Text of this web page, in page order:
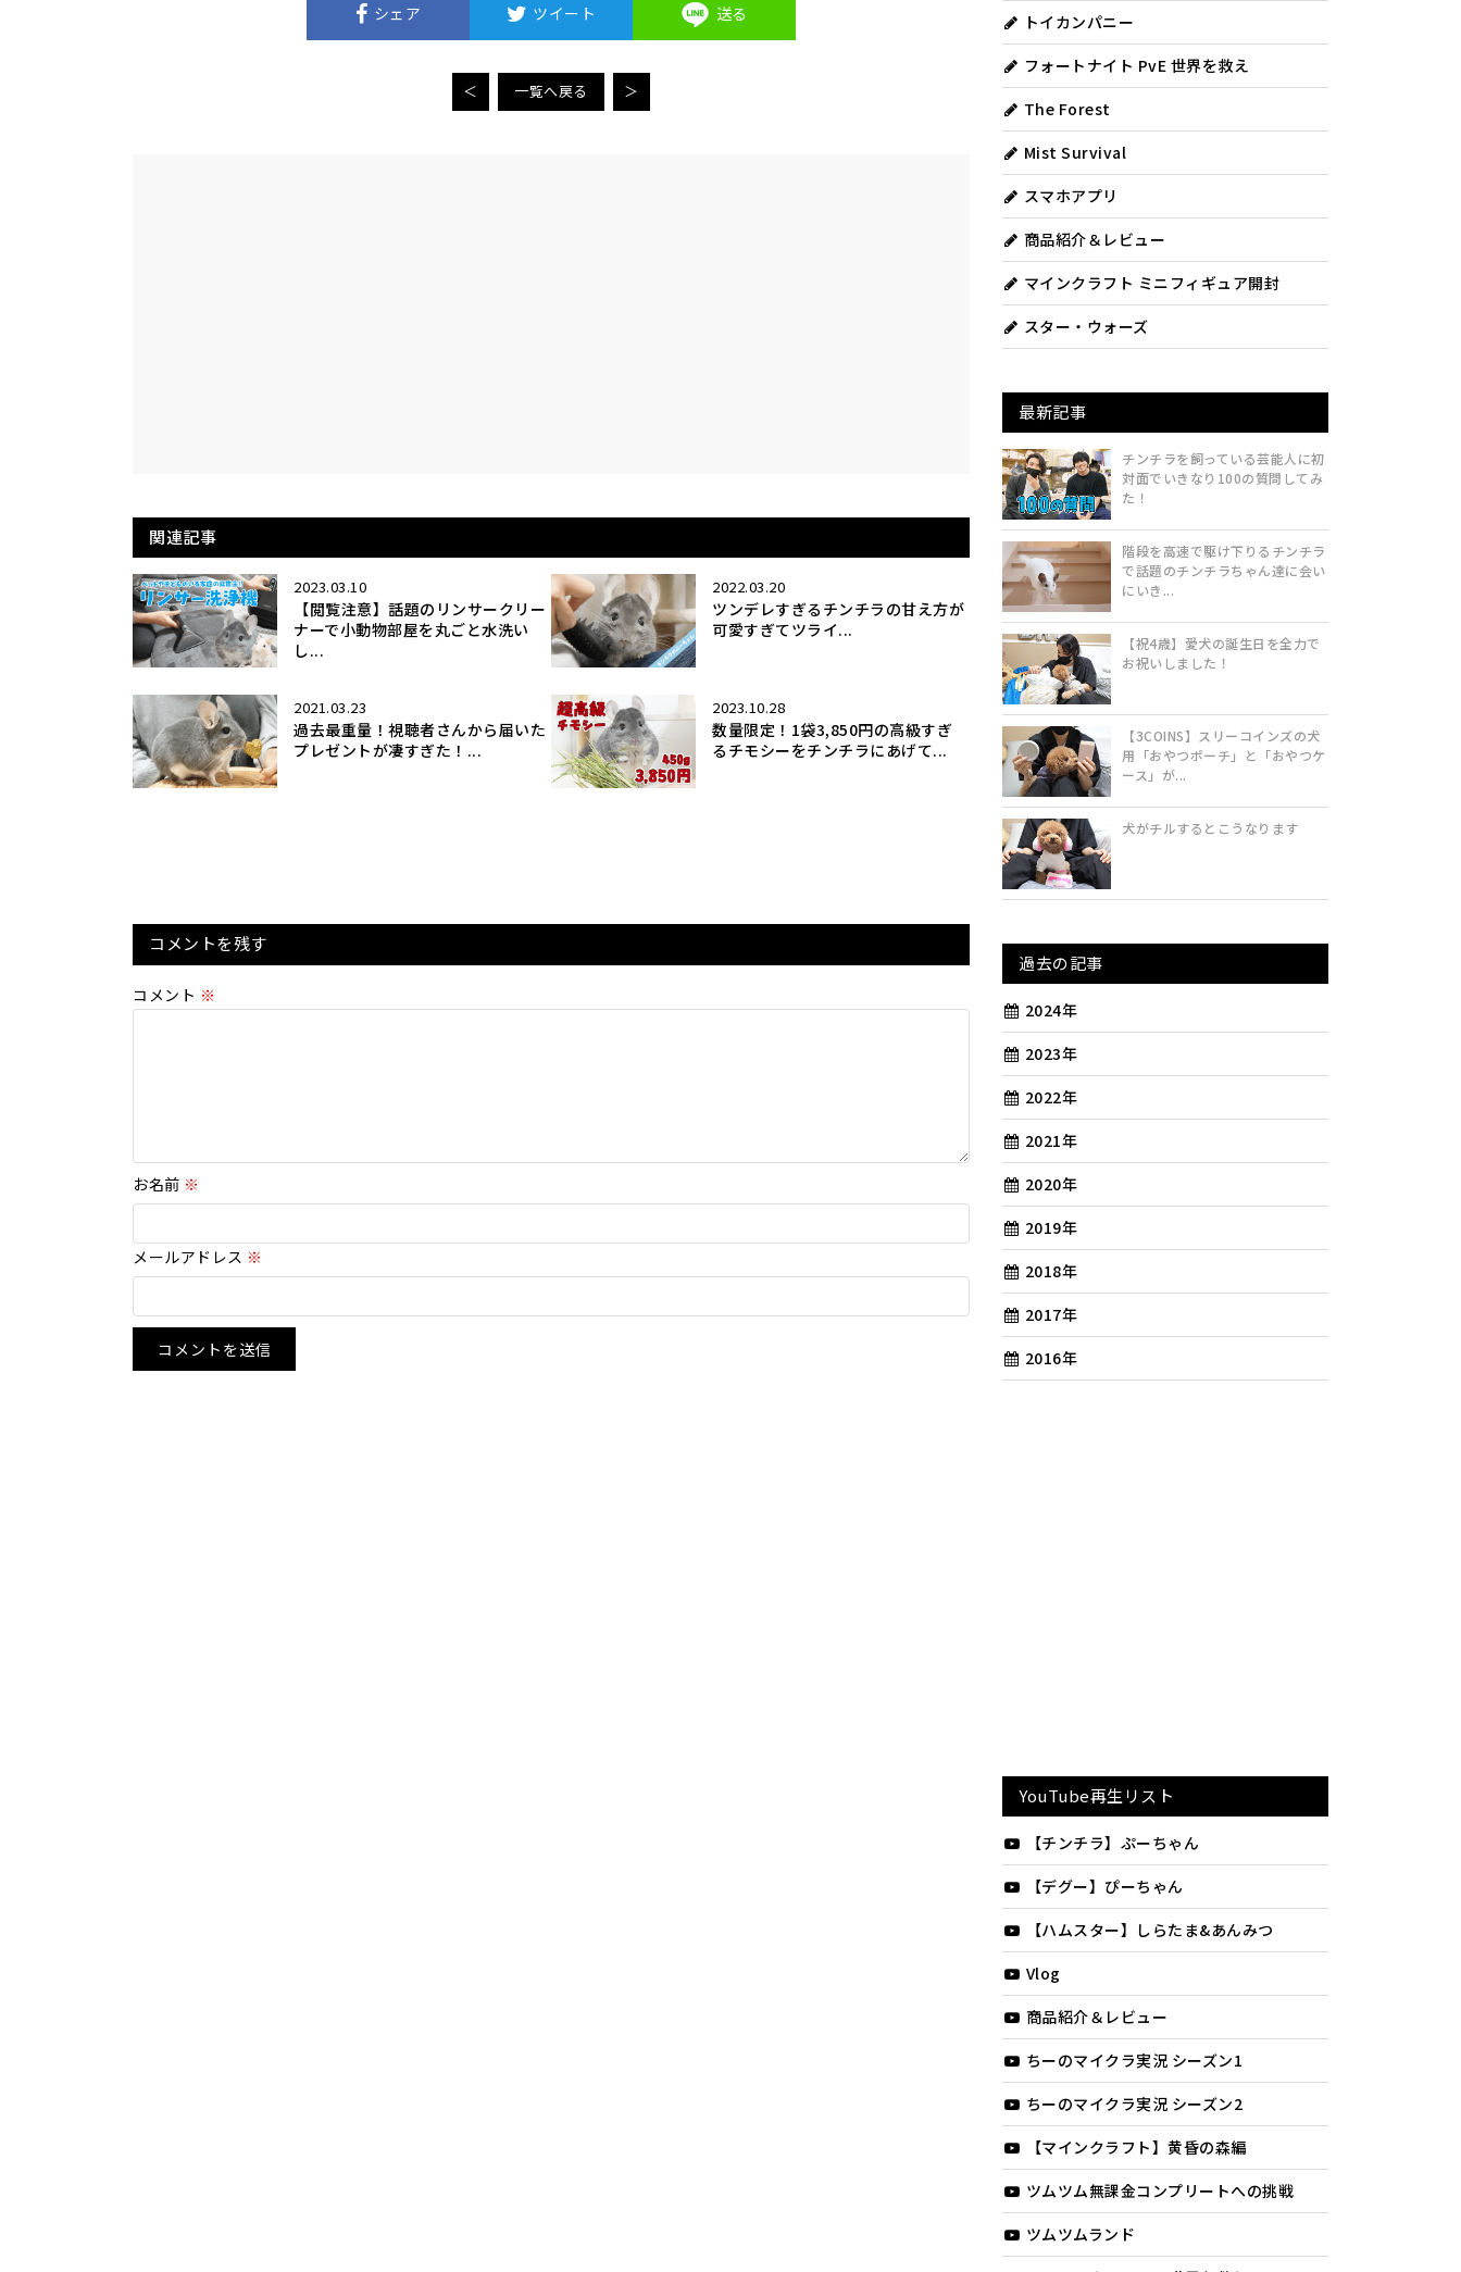
シェア ツイート 送る
＜ 一覧へ戻る ＞
関連記事
2023.03.10
【閲覧注意】話題のリンサークリー
ナーで小動物部屋を丸ごと水洗い
し...
2022.03.20
ツンデレすぎるチンチラの甘え方が
可愛すぎてツライ...
2021.03.23
過去最重量！視聴者さんから届いた
プレゼントが凄すぎた！...
2023.10.28
数量限定！1袋3,850円の高級すぎ
るチモシーをチンチラにあげて...
コメントを残す
コメント ※
お名前 ※
メールアドレス ※
トイカンパニー
フォートナイト PvE 世界を救え
The Forest
Mist Survival
スマホアプリ
商品紹介＆レビュー
マインクラフト ミニフィギュア開封
スター・ウォーズ
最新記事
チンチラを飼っている芸能人に初
対面でいきなり100の質問してみ
た！
階段を高速で駆け下りるチンチラ
で話題のチンチラちゃん達に会い
にいき...
【祝4歳】愛犬の誕生日を全力で
お祝いしました！
【3COINS】スリーコインズの犬
用「おやつポーチ」と「おやつケ
ース」が...
犬がチルするとこうなります
過去の記事
2024年
2023年
2022年
2021年
2020年
2019年
2018年
2017年
2016年
YouTube再生リスト
【チンチラ】ぷーちゃん
【デグー】ぴーちゃん
【ハムスター】しらたま&あんみつ
Vlog
商品紹介＆レビュー
ちーのマイクラ実況 シーズン1
ちーのマイクラ実況 シーズン2
【マインクラフト】黄昏の森編
ツムツム無課金コンプリートへの挑戦
ツムツムランド